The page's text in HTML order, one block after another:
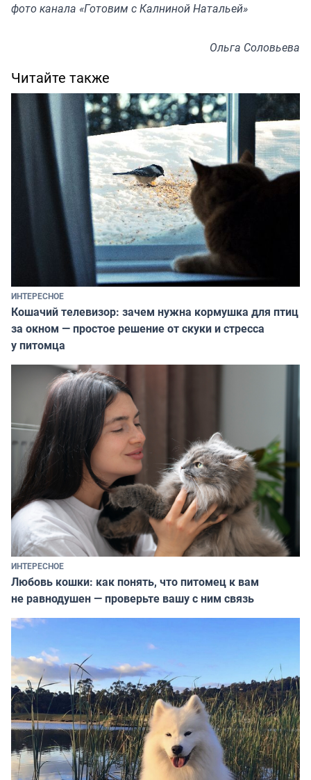
фото канала «Готовим с Калниной Натальей»
Ольга Соловьева
Читайте также
ИНТЕРЕСНОЕ
Кошачий телевизор: зачем нужна кормушка для птиц
за окном — простое решение от скуки и стресса
у питомца
ИНТЕРЕСНОЕ
Любовь кошки: как понять, что питомец к вам
не равнодушен — проверьте вашу с ним связь